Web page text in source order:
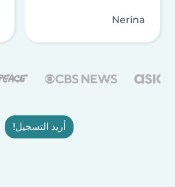
Nerina
أريد التسجيل!